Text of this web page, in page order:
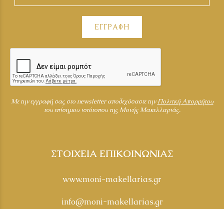
ΕΓΓΡΑΦΗ
Mε την εγγραφή σας στο newsletter αποδεχόσαστε τηνΠολιτκή Απορρήτου
του επίσημου ιστότοπου της Μονής Μακελλαριάς.
ΣΤΟΙΧΕΙΑ ΕΠΙΚΟΙΝΩΝΙΑΣ
www.moni-makellarias.gr
info@moni-makellarias.gr